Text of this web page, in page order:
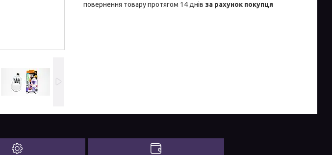
повернення товару протягом 14 днів за рахунок покупця